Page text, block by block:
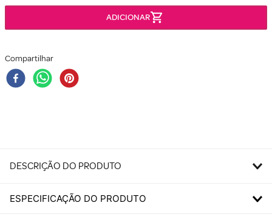
Compartilhar
DESCRIÇÃO DO PRODUTO
ESPECIFICAÇÃO DO PRODUTO